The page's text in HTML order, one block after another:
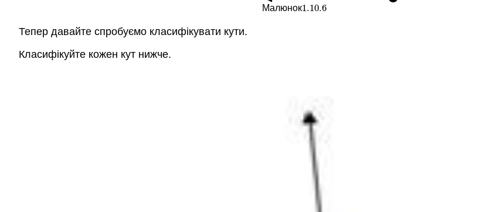
Малюнок1.10.6
1.10.6
Тепер давайте спробуємо класифікувати кути.
Класифікуйте кожен кут нижче.